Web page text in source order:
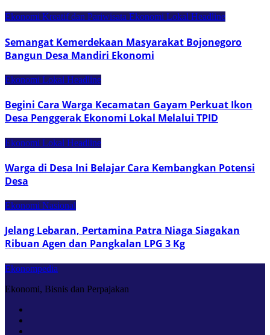
Ekonomi Kreatif dan Pariwisata Ekonomi Lokal Headline
Semangat Kemerdekaan Masyarakat Bojonegoro
Bangun Desa Mandiri Ekonomi
Ekonomi Lokal Headline
Begini Cara Warga Kecamatan Gayam Perkuat Ikon
Desa Penggerak Ekonomi Lokal Melalui TPID
Ekonomi Lokal Headline
Warga di Desa Ini Belajar Cara Kembangkan Potensi
Desa
Ekonomi Nasional
Jelang Lebaran, Pertamina Patra Niaga Siagakan
Ribuan Agen dan Pangkalan LPG 3 Kg
Ekonompedia
Ekonomi, Bisnis dan Perpajakan